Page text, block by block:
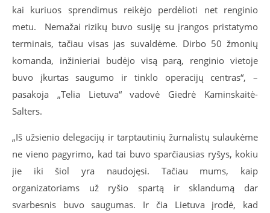
kai kuriuos sprendimus reikėjo perdėlioti net renginio
metu.
Nemažai rizikų buvo susiję su įrangos pristatymo
terminais, tačiau visas jas suvaldėme. Dirbo 50 žmonių
komanda, inžinieriai budėjo visą parą, renginio vietoje
buvo įkurtas saugumo ir tinklo operacijų centras“, –
pasakoja „Telia Lietuva“ vadovė Giedrė Kaminskaitė-
Salters.
„Iš užsienio delegacijų ir tarptautinių žurnalistų sulaukėme
ne vieno pagyrimo, kad tai buvo sparčiausias ryšys, kokiu
jie iki šiol yra naudojęsi. Tačiau mums, kaip
organizatoriams už ryšio spartą ir sklandumą dar
svarbesnis buvo saugumas. Ir čia Lietuva įrodė, kad